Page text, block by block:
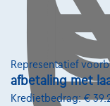
Representatief
afbetaling met
Kredietbedrag: €